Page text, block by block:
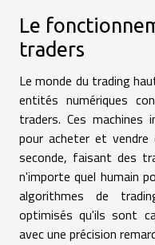
Le
traders
Le monde du trading
entités numériques
traders. Ces machines
pour acheter et
seconde, faisant des
n'importe quel humain
algorithmes de
optimisés qu'ils sont
avec une précision